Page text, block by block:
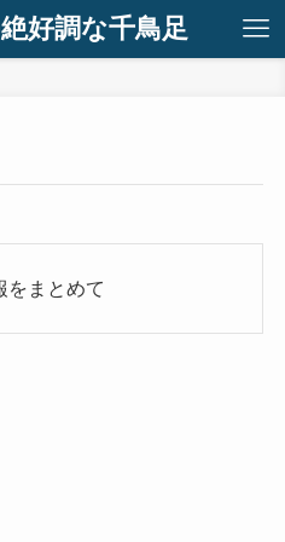
好調な千鳥足
をまとめて